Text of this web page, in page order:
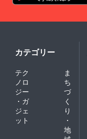
カテゴリー
テク
ノロ
ジー
・ガ
ジェ
ット
ま
ち
づ
く
り
・
地